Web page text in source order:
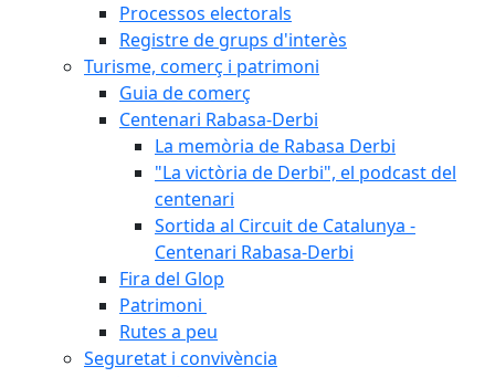
Processos electorals
Registre de grups d'interès
Turisme, comerç i patrimoni
Guia de comerç
Centenari Rabasa-Derbi
La memòria de Rabasa Derbi
"La victòria de Derbi", el podcast del
centenari
Sortida al Circuit de Catalunya -
Centenari Rabasa-Derbi
Fira del Glop
Patrimoni
Rutes a peu
Seguretat i convivència